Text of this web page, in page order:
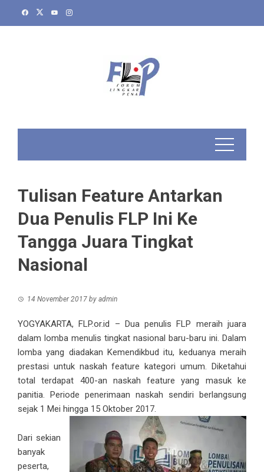
Tulisan Feature Antarkan
Dua Penulis FLP Ini Ke
Tangga Juara Tingkat
Nasional
14 November 2017 by admin
YOGYAKARTA, FLP.or.id – Dua penulis FLP meraih juara
dalam lomba menulis tingkat nasional baru-baru ini. Dalam
lomba yang diadakan Kemendikbud itu, keduanya meraih
prestasi untuk naskah feature kategori umum. Diketahui
total terdapat 400-an naskah feature yang masuk ke
panitia. Periode penerimaan naskah sendiri berlangsung
sejak 1 Mei hingga 15 Oktober 2017.
Dari sekian
banyak
peserta,